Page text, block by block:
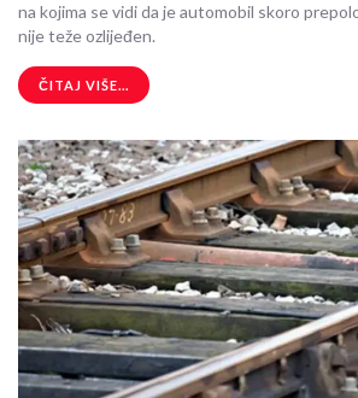
na kojima se vidi da je automobil skoro
nije teže ozlijeđen.
ČITAJ VIŠE...